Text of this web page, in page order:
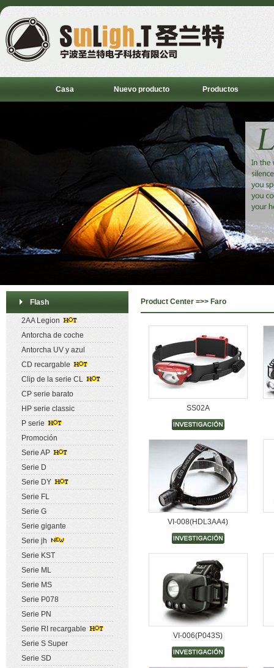
Casa Nuevo producto Productos
Flash
2AA Legion
Antorcha de coche
Antorcha UV y azul
CD recargable
Clip de la serie CL
CP serie barato
HP serie classic
P serie
Promoción
Serie AP
Serie D
Serie DY
Serie FL
Serie G
Serie gigante
Serie jh
Serie KST
Serie ML
Serie MS
Serie P078
Serie PN
Serie RI recargable
Serie S Super
Serie SD
Product Center =>> Faro
SS02A
VI-008(HDL3AA4)
VI-006(P043S)